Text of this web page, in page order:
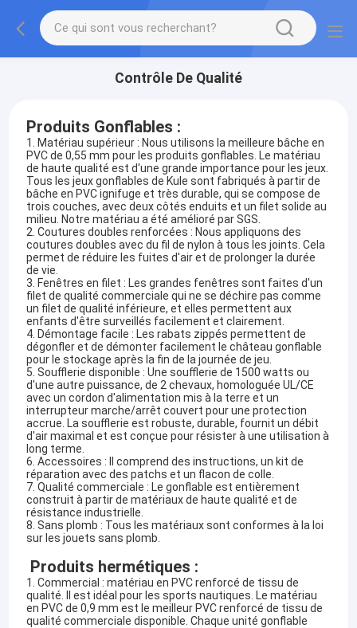
Contrôle De Qualité
Produits Gonflables :
1. Matériau supérieur : Nous utilisons la meilleure bâche en
PVC de 0,55 mm pour les produits gonflables. Le matériau
de haute qualité est d'une grande importance pour les jeux.
Tous les jeux gonflables de Kule sont fabriqués à partir de
bâche en PVC ignifuge et très durable, qui se compose de
trois couches, avec deux côtés enduits et un filet solide au
milieu. Notre matériau a été amélioré par SGS.
2. Coutures doubles renforcées : Nous appliquons des
coutures doubles avec du fil de nylon à tous les joints. Cela
permet de réduire les fuites d'air et de prolonger la durée
de vie.
3. Fenêtres en filet : Les grandes fenêtres sont faites d'un
filet de qualité commerciale qui ne se déchire pas comme
un filet de qualité inférieure, et elles permettent aux
enfants d'être surveillés facilement et clairement.
4. Démontage facile : Les rabats zippés permettent de
dégonfler et de démonter facilement le château gonflable
pour le stockage après la fin de la journée de jeu.
5. Soufflerie disponible : Une soufflerie de 1500 watts ou
d'une autre puissance, de 2 chevaux, homologuée UL/CE
avec un cordon d'alimentation mis à la terre et un
interrupteur marche/arrêt couvert pour une protection
accrue. La soufflerie est robuste, durable, fournit un débit
d'air maximal et est conçue pour résister à une utilisation à
long terme.
6. Accessoires : Il comprend des instructions, un kit de
réparation avec des patchs et un flacon de colle.
7. Qualité commerciale : Le gonflable est entièrement
construit à partir de matériaux de haute qualité et de
résistance industrielle.
8. Sans plomb : Tous les matériaux sont conformes à la loi
sur les jouets sans plomb.
Produits hermétiques :
1. Commercial : matériau en PVC renforcé de tissu de
qualité. Il est idéal pour les sports nautiques. Le matériau
en PVC de 0,9 mm est le meilleur PVC renforcé de tissu de
qualité commerciale disponible. Chaque unité gonflable